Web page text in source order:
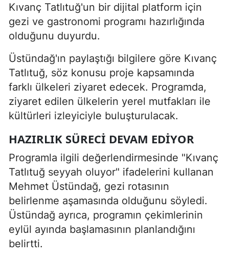
Kıvanç Tatlıtuğ'un bir dijital platform için
gezi ve gastronomi programı hazırlığında
olduğunu duyurdu.
Üstündağ'ın paylaştığı bilgilere göre Kıvanç
Tatlıtuğ, söz konusu proje kapsamında
farklı ülkeleri ziyaret edecek. Programda,
ziyaret edilen ülkelerin yerel mutfakları ile
kültürleri izleyiciyle buluşturulacak.
HAZIRLIK SÜRECI DEVAM EDIYOR
Programla ilgili değerlendirmesinde "Kıvanç
Tatlıtuğ seyyah oluyor" ifadelerini kullanan
Mehmet Üstündağ, gezi rotasının
belirlenme aşamasında olduğunu söyledi.
Üstündağ ayrıca, programın çekimlerinin
eylül ayında başlamasının planlandığını
belirtti.